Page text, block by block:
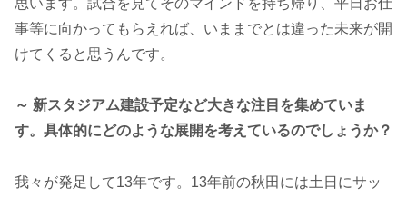
事等に向かってもらえれば、いままでとは違った未来が開
けてくると思うんです。
～ 新スタジアム建設予定など大きな注目を集めていま
す。具体的にどのような展開を考えているのでしょうか？
我々が発足して13年です。13年前の秋田には土日にサッ